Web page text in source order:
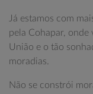
Já estamos com
pela Cohapar, onde
União e o tão
moradias.
Não se constrói